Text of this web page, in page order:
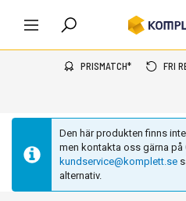
PRISMATCH* FRI
Den här produkten finns
men kontakta oss gärna på
kundservice@komplett.se
alternativ.